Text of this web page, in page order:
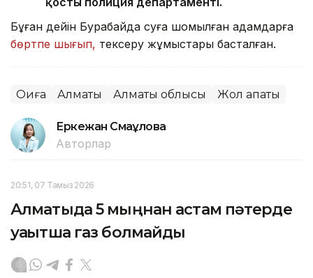
Бұған дейін Бурабайда суға шомылған адамдарға
бөртпе шығып, тексеру жұмыстары басталған.
Оқиға Алматы Алматы облысы Жол апаты
Еркежан Смағұлова
Авторлар
20:51, 07 Тамыз 2026
Алматыда 5 мыңнан астам пәтерде
уақытша газ болмайды